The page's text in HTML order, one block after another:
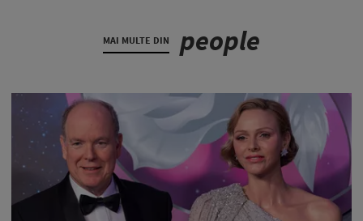
MAI MULTE DIN people